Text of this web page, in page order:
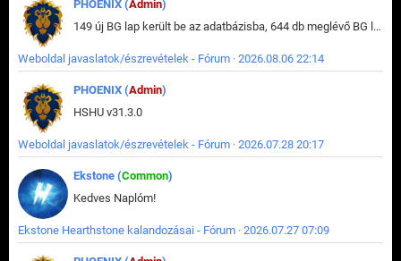
PHOENIX (Admin)
149 új BG lap került be az adatbázisba, 644 db meglévő BG lap módosult, bekerültek az új képek a megváltozott lapokhoz is.
Weboldal javaslatok/észrevételek - Fórum · 2026.08.06 22:14
PHOENIX (Admin)
HSHU v31.3.0
Weboldal javaslatok/észrevételek - Fórum · 2026.07.28 20:17
Ekstone (Common)
Kedves Naplóm!
Ekstone Hearthstone kalandozásai - Fórum · 2026.07.27 07:09